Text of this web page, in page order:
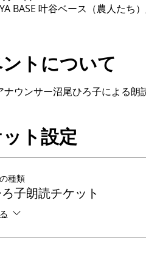
BASE 叶谷ベース（農人たち
トについて
ナウンサー沼尾ひろ子による朗
ト設定
種類
子朗読チケット